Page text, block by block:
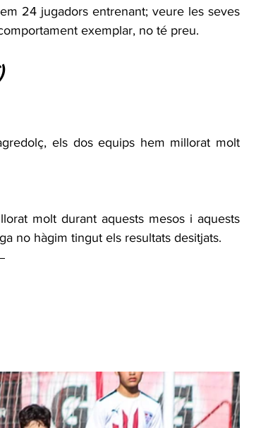
24 jugadors entrenant; veure les seves
exemplar, no té preu.
els dos equips hem millorat molt
molt durant aquests mesos i aquests
no hàgim tingut els resultats desitjats.